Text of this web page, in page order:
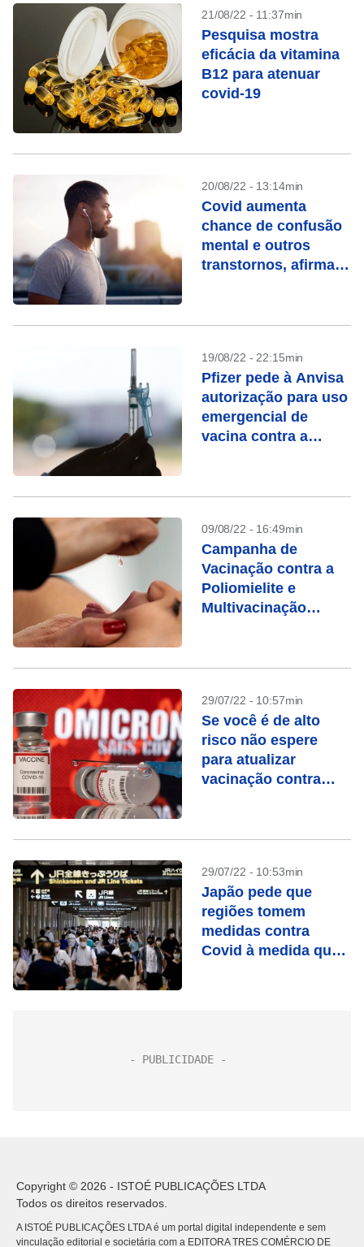
21/08/22 - 11:37min
Pesquisa mostra
eficácia da vitamina
B12 para atenuar
covid-19
20/08/22 - 13:14min
Covid aumenta
chance de confusão
mental e outros
transtornos, afirma
19/08/22 - 22:15min
Pfizer pede à Anvisa
autorização para uso
emergencial de
vacina contra a
09/08/22 - 16:49min
Campanha de
Vacinação contra a
Poliomielite e
Multivacinação
29/07/22 - 10:57min
Se você é de alto
risco não espere
para atualizar
vacinação contra
29/07/22 - 10:53min
Japão pede que
regiões tomem
medidas contra
Covid à medida que
Copyright © 2026 - ISTOÉ PUBLICAÇÕES LTDA
Todos os direitos reservados.
A ISTOÉ PUBLICAÇÕES LTDA é um portal digital independente e sem
vinculação editorial e societária com a EDITORA TRES COMÉRCIO DE